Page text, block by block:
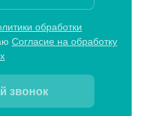
обработки
Согласие на обработку
звонок